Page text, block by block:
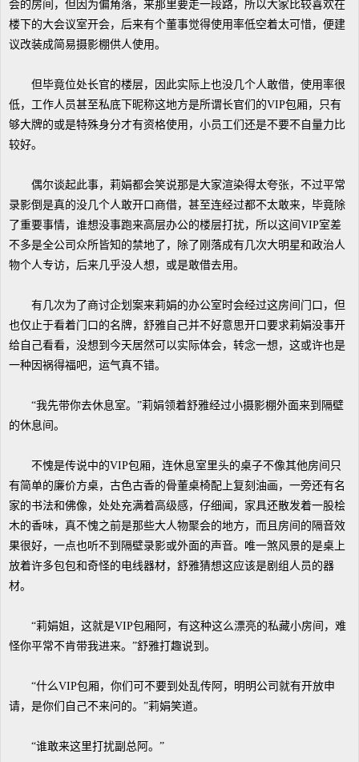
会的房间，但因为偏角落，来那里要走一段路，所以大家比较喜欢在
楼下的大会议室开会，后来有个董事觉得使用率低空着太可惜，便建
议改装成简易摄影棚供人使用。
但毕竟位处长官的楼层，因此实际上也没几个人敢借，使用率很
低，工作人员甚至私底下昵称这地方是所谓长官们的VIP包厢，只有
够大牌的或是特殊身分才有资格使用，小员工们还是不要不自量力比
较好。
偶尔谈起此事，莉娟都会笑说那是大家渲染得太夸张，不过平常
录影倒是真的没几个人敢开口商借，甚至连经过都不太敢来，毕竟除
了重要事情，谁想没事跑来高层办公的楼层打扰，所以这间VIP室差
不多是全公司众所皆知的禁地了，除了刚落成有几次大明星和政治人
物个人专访，后来几乎没人想，或是敢借去用。
有几次为了商讨企划案来莉娟的办公室时会经过这房间门口，但
也仅止于看着门口的名牌，舒雅自己并不好意思开口要求莉娟没事开
给自己看看，没想到今天居然可以实际体会，转念一想，这或许也是
一种因祸得福吧，运气真不错。
“我先带你去休息室。”莉娟领着舒雅经过小摄影棚外面来到隔壁
的休息间。
不愧是传说中的VIP包厢，连休息室里头的桌子不像其他房间只
有简单的廉价方桌，古色古香的骨董桌椅配上复刻油画，一旁还有名
家的书法和佛像，处处充满着高级感，仔细闻，家具还散发着一股桧
木的香味，真不愧之前是那些大人物聚会的地方，而且房间的隔音效
果很好，一点也听不到隔壁录影或外面的声音。唯一煞风景的是桌上
放着许多包包和奇怪的电线器材，舒雅猜想这应该是剧组人员的器
材。
“莉娟姐，这就是VIP包厢阿，有这种这么漂亮的私藏小房间，难
怪你平常不肯带我进来。”舒雅打趣说到。
“什么VIP包厢，你们可不要到处乱传阿，明明公司就有开放申
请，是你们自己不来问的。”莉娟笑道。
“谁敢来这里打扰副总阿。”